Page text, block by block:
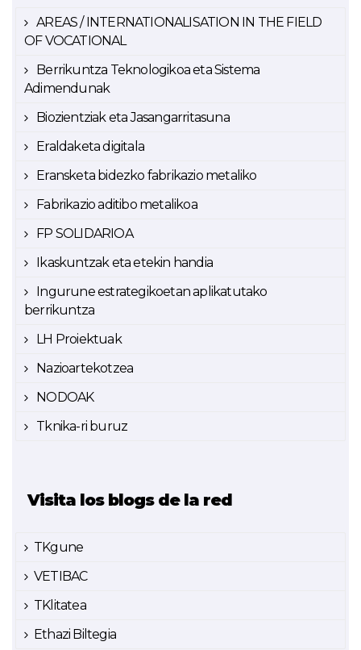
AREAS / INTERNATIONALISATION IN THE FIELD
OF VOCATIONAL
Berrikuntza Teknologikoa eta Sistema
Adimendunak
Biozientziak eta Jasangarritasuna
Eraldaketa digitala
Eransketa bidezko fabrikazio metaliko
Fabrikazio aditibo metalikoa
FP SOLIDARIOA
Ikaskuntzak eta etekin handia
Ingurune estrategikoetan aplikatutako
berrikuntza
LH Proiektuak
Nazioartekotzea
NODOAK
Tknika-ri buruz
Visita los blogs de la red
TKgune
VETIBAC
TKlitatea
Ethazi Biltegia